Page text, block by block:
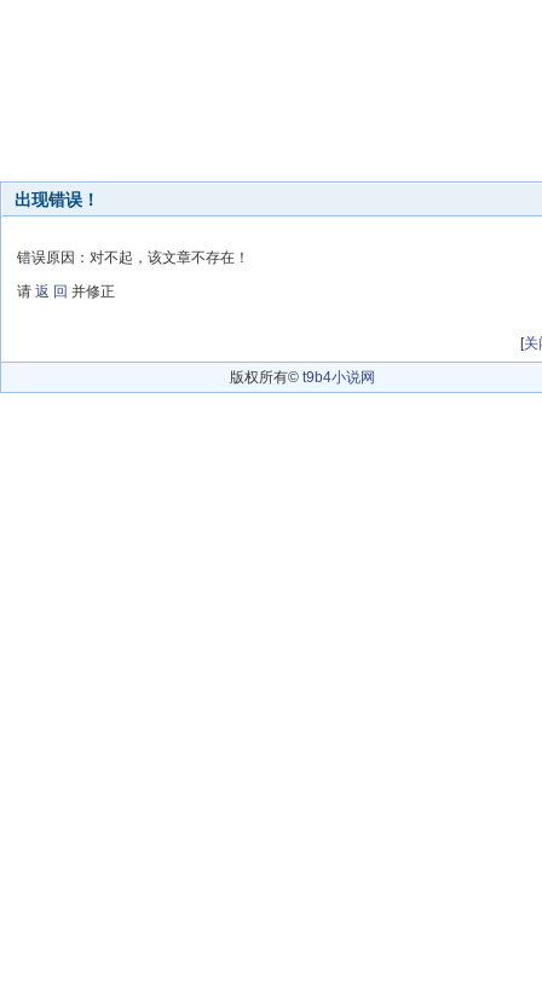
出现错误！
错误原因：对不起，该文章不存在！
请 返 回 并修正
[关
版权所有© t9b4小说网